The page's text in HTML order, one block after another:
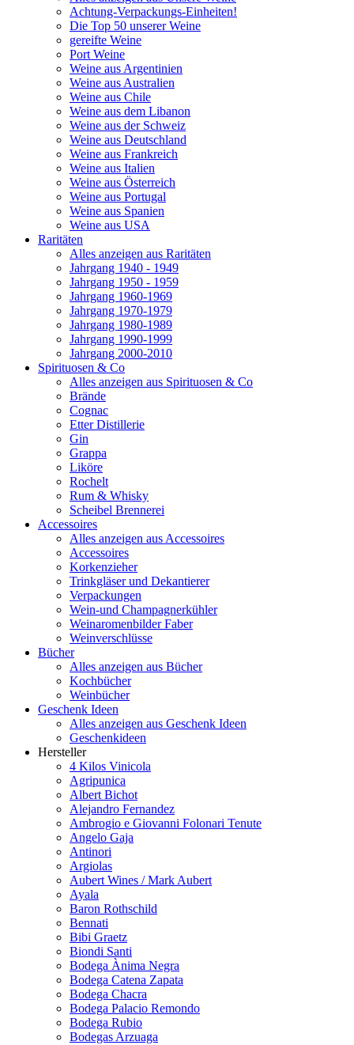
Achtung-Verpackungs-Einheiten!
Die Top 50 unserer Weine
gereifte Weine
Port Weine
Weine aus Argentinien
Weine aus Australien
Weine aus Chile
Weine aus dem Libanon
Weine aus der Schweiz
Weine aus Deutschland
Weine aus Frankreich
Weine aus Italien
Weine aus Österreich
Weine aus Portugal
Weine aus Spanien
Weine aus USA
Raritäten
Alles anzeigen aus Raritäten
Jahrgang 1940 - 1949
Jahrgang 1950 - 1959
Jahrgang 1960-1969
Jahrgang 1970-1979
Jahrgang 1980-1989
Jahrgang 1990-1999
Jahrgang 2000-2010
Spirituosen & Co
Alles anzeigen aus Spirituosen & Co
Brände
Cognac
Etter Distillerie
Gin
Grappa
Liköre
Rochelt
Rum & Whisky
Scheibel Brennerei
Accessoires
Alles anzeigen aus Accessoires
Accessoires
Korkenzieher
Trinkgläser und Dekantierer
Verpackungen
Wein-und Champagnerkühler
Weinaromenbilder Faber
Weinverschlüsse
Bücher
Alles anzeigen aus Bücher
Kochbücher
Weinbücher
Geschenk Ideen
Alles anzeigen aus Geschenk Ideen
Geschenkideen
Hersteller
4 Kilos Vinicola
Agripunica
Albert Bichot
Alejandro Fernandez
Ambrogio e Giovanni Folonari Tenute
Angelo Gaja
Antinori
Argiolas
Aubert Wines / Mark Aubert
Ayala
Baron Rothschild
Bennati
Bibi Graetz
Biondi Santi
Bodega Ànima Negra
Bodega Catena Zapata
Bodega Chacra
Bodega Palacio Remondo
Bodega Rubio
Bodegas Arzuaga